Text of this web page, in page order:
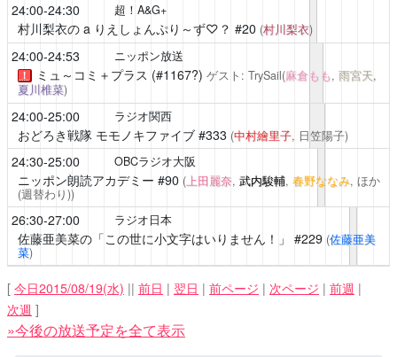
24:00-24:30
超！A&G+
村川梨衣の a りえしょんぷり～ず♡？ #20 (村川梨衣)
24:00-24:53 ニッポン放送
！ ミュ～コミ＋プラス (#1167?) ゲスト: TrySail(麻倉もも, 雨宮天,
夏川椎菜)
24:00-25:00 ラジオ関西
おどろき戦隊 モモノキファイブ#333 (中村繪里子, 日笠陽子)
24:30-25:00 OBCラジオ大阪
ニッポン朗読アカデミー #90 (上田麗奈, 武内駿輔, 春野ななみ, ほか
(週替わり))
26:30-27:00 ラジオ日本
佐藤亜美菜の「この世に小文字はいりません！」 #229 (佐藤亜美
菜)
[ 今日2015/08/19(水) || 前日 | 翌日 | 前ページ | 次ページ | 前週 |
次週 ]
»今後の放送予定を全て表示